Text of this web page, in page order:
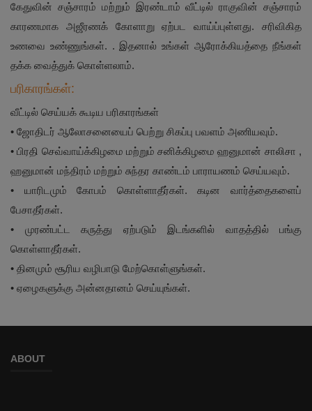
கேதுவின் சஞ்சாரம் மற்றும் இரண்டாம் வீட்டில் ராகுவின் சஞ்சாரம்
காரணமாக அஜீரணக் கோளாறு ஏற்பட வாய்ப்புள்ளது. சரிவிகித
உணவை உண்ணுங்கள். . இதனால் உங்கள் ஆரோக்கியத்தை நீங்கள்
தக்க வைத்துக் கொள்ளலாம்.
பரிகாரங்கள்:
வீட்டில் செய்யக் கூடிய பரிகாரங்கள்
• ஜோதிடர் ஆலோசனையைப் பெற்று சிகப்பு பவளம் அணியவும்.
• பிரதி செவ்வாய்க்கிழமை மற்றும் சனிக்கிழமை ஹனுமான் சாலிசா ,
ஹனுமான் மந்திரம் மற்றும் சுந்தர காண்டம் பாராயணம் செய்யவும்.
• யாரிடமும் கோபம் கொள்ளாதீர்கள். கடின வார்த்தைகளைப்
பேசாதீர்கள்.
• முரண்பட்ட கருத்து ஏற்படும் இடங்களில் வாதத்தில் பங்கு
கொள்ளாதீர்கள்.
• தினமும் சூரிய வழிபாடு மேற்கொள்ளுங்கள்.
• ஏழைகளுக்கு அன்னதானம் செய்யுங்கள்.
ABOUT